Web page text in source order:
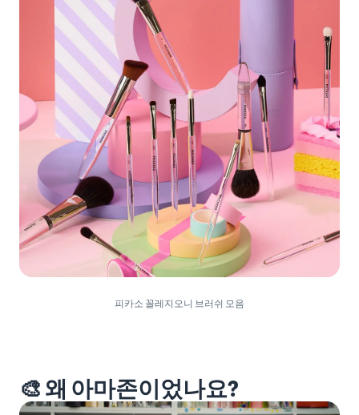
피카소 꼴레지오니 브러쉬 모음
🎨 왜 아마존이었나요?